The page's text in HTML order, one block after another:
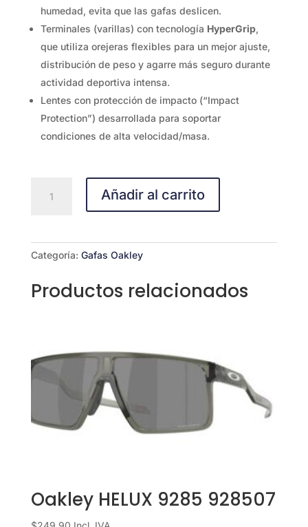
humedad, evita que las gafas deslicen.
Terminales (varillas) con tecnología HyperGrip,
que utiliza orejeras flexibles para un mejor ajuste,
distribución de peso y agarre más seguro durante
actividad deportiva intensa.
Lentes con protección de impacto (“Impact
Protection”) desarrollada para soportar
condiciones de alta velocidad/masa.
STUNT
Añadir al carrito
Categoría: Gafas Oakley
Productos relacionados
Oakley HELUX 9285 928507